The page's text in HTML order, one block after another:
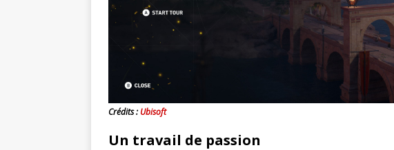
Crédits :Ubisoft
Un travail de passion